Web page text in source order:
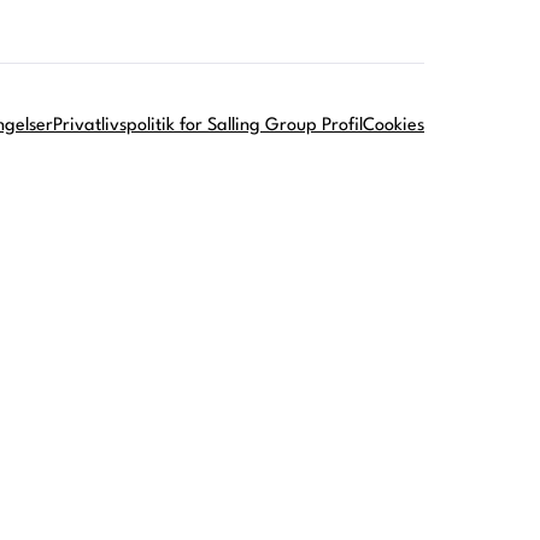
Privatlivspolitik for Salling Group ProfilCookies